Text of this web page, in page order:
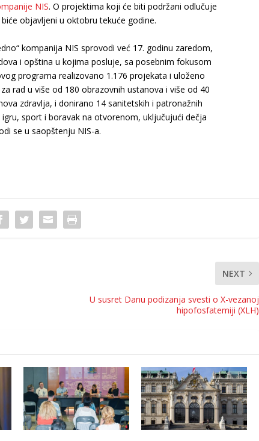
NIS. O projektima koji će biti podržani odlučuje
objavljeni u oktobru tekuće godine.
kompanija NIS sprovodi već 17. godinu zaredom,
i opština u kojima posluje, sa posebnim fokusom
programa realizovano 1.176 projekata i uloženo
rad u više od 180 obrazovnih ustanova i više od 40
zdravlja, i donirano 14 sanitetskih i patronažnih
sport i boravak na otvorenom, uključujući dečja
se u saopštenju NIS-a.
NEXT
U susret Danu podizanja svesti o X-vezanoj
hipofosfatemiji (XLH)